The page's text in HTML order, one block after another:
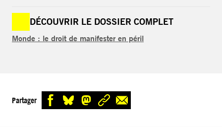
DÉCOUVRIR LE DOSSIER COMPLET
Monde : le droit de manifester en péril
Partager